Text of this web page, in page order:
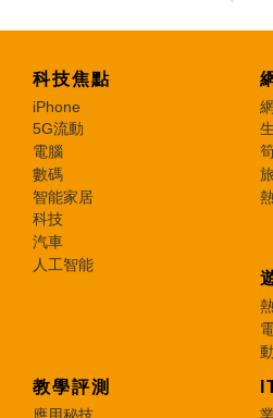
科技焦點
iPhone
5G流動
電腦
數碼
智能家居
科技
汽車
人工智能
教學評測